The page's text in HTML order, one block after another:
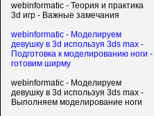
webinformatic - Теория и практика
3d игр - Важные замечания
webinformatic - Моделируем
девушку в 3d используя 3ds max -
Подготовка к моделированию ноги -
готовим ширму
webinformatic - Моделируем
девушку в 3d используя 3ds max -
Выполняем моделирование ноги